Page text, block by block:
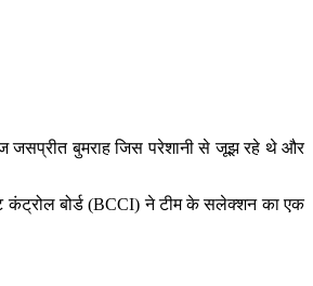
जसप्रीत बुमराह जिस परेशानी से जूझ रहे थे और
कंट्रोल बोर्ड (BCCI) ने टीम के सलेक्शन का एक